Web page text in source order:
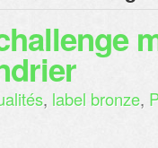
, label bronze,